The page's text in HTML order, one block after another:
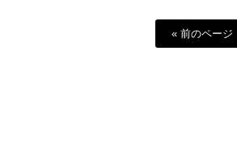
« 前のページ